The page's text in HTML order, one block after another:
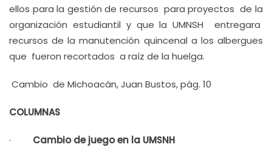
ellos para la gestión de recursos para proyectos de la
organización estudiantil y que la UMNSH entregara
recursos de la manutención quincenal a los albergues
que fueron recortados a raíz de la huelga.
Cambio de Michoacán, Juan Bustos, pág. 10
COLUMNAS
· Cambio de juego en la UMSNH